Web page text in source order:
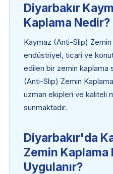
Diyarbakır
Kaplama Nedir?
Kaymaz (Anti-Slip)
endüstriyel, ticari ve
edilen bir zemin kaplama
(Anti-Slip) Zemin
uzman ekipleri ve kaliteli
sunmaktadır.
Diyarbakır'da
Zemin Kaplama
Uygulanır?